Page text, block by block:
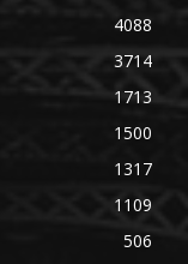
4088
3714
1713
1500
1317
1109
506